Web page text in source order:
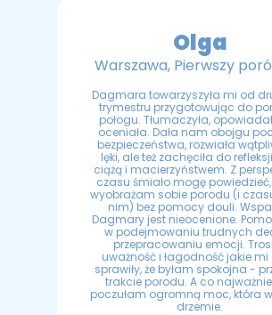
Olga
Warszawa, Pierwszy
Dagmara towarzyszyła mi od
trymestru przygotowując do
połogu. Tłumaczyła,
oceniała. Dała nam obojgu
bezpieczeństwa, rozwiała
lęki, ale też zachęciła do
ciążą i macierzyństwem. Z
czasu śmiało mogę powiedzieć,
wyobrażam sobie porodu (i
nim) bez pomocy douli.
Dagmary jest nieocenione.
w podejmowaniu trudnych
przepracowaniu emocji.
uważność i łagodność jakie mi
sprawiły, że byłam spokojna -
trakcie porodu. A co
poczułam ogromną moc, która
drzemie.